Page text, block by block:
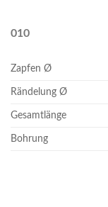
010
Zapfen Ø
Rändelung Ø
Gesamtlänge
Bohrung